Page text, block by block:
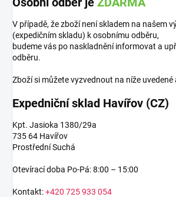
V případě, že zboží není skladem na našem
(expedičním skladu) k osobnímu odběru,
budeme vás po naskladnění informovat a
odběru.
Zboží si můžete vyzvednout na níže uvedené
Expedniční sklad Havířov (CZ)
Kpt. Jasioka 1380/29a
735 64 Havířov
Prostřední Suchá
Otevírací doba Po-Pá: 8:00 – 15:00
Kontakt:+420 725 933 054